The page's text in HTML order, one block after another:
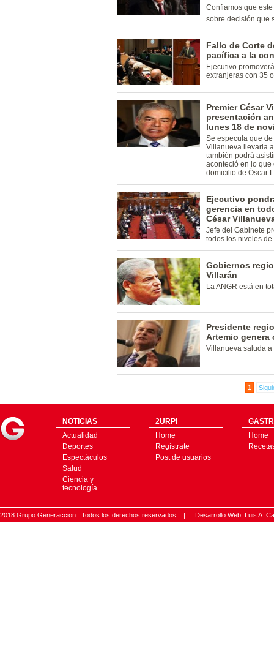
Confiamos que
sobre decisión que
Fallo de Corte
pacífica a la
Ejecutivo
extranjeras con 35
Premier César
presentación
lunes 18 de
Se especula que
Villanueva llevaria
también podrá
aconteció en lo
domicilio de Óscar
Ejecutivo
gerencia en
César
Jefe del Gabinete
todos los niveles de
Gobiernos
Villarán
La ANGR está en
Presidente
Artemio genera
Villanueva saluda
1
NOTICIAS
Actualidad
Deportes
Espectáculos
Salud
Ciencia y
tecnología
2URPI
Home
Regístrate
Post de usuarios
Home
2018 Grupo Generaccion . Todos los derechos reservados | Desarrollo Web: Luis